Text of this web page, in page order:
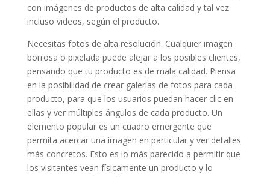
con imágenes de productos de alta calidad y tal vez
incluso videos, según el producto.
Necesitas fotos de alta resolución. Cualquier imagen
borrosa o pixelada puede alejar a los posibles clientes,
pensando que tu producto es de mala calidad. Piensa
en la posibilidad de crear galerías de fotos para cada
producto, para que los usuarios puedan hacer clic en
ellas y ver múltiples ángulos de cada producto. Un
elemento popular es un cuadro emergente que
permita acercar una imagen en particular y ver detalles
más concretos. Esto es lo más parecido a permitir que
los visitantes vean físicamente un producto y lo